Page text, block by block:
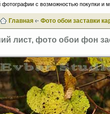
с возможностью покупки и
Главная ‹· Фото обои заставки
лист, фото обои фон